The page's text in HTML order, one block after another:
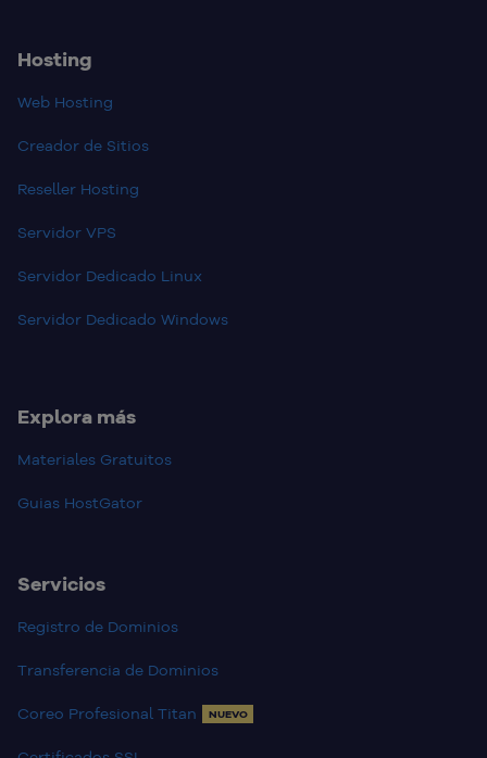
Hosting
Web Hosting
Creador de Sitios
Reseller Hosting
Servidor VPS
Servidor Dedicado Linux
Servidor Dedicado Windows
Explora más
Materiales Gratuitos
Guias HostGator
Servicios
Registro de Dominios
Transferencia de Dominios
Coreo Profesional Titan NUEVO